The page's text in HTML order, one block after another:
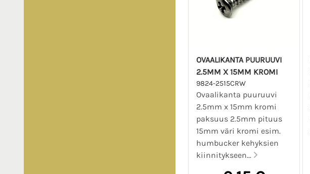
OVAALIKANTA PUURUUVI
2.5MM X 15MM KROMI
9824-2515CRW
Ovaalikanta puuruuvi
2.5mm x 15mm kromi
paksuus 2.5mm pituus
15mm väri kromi esim.
humbucker kehyksien
kiinnitykseen...